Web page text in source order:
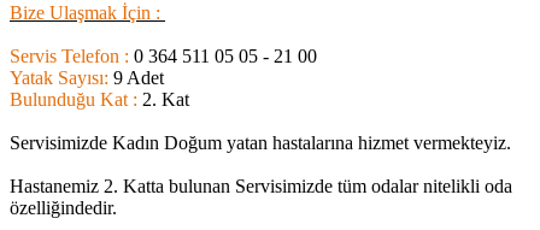
Bize Ulaşmak İçin :
Servis Telefon : 0 364 511 05 05 - 21 00
Yatak Sayısı: 9 Adet
Bulunduğu Kat : 2. Kat
Servisimizde Kadın Doğum yatan hastalarına hizmet vermekteyiz.
Hastanemiz 2. Katta bulunan Servisimizde tüm odalar nitelikli oda
özelliğindedir.